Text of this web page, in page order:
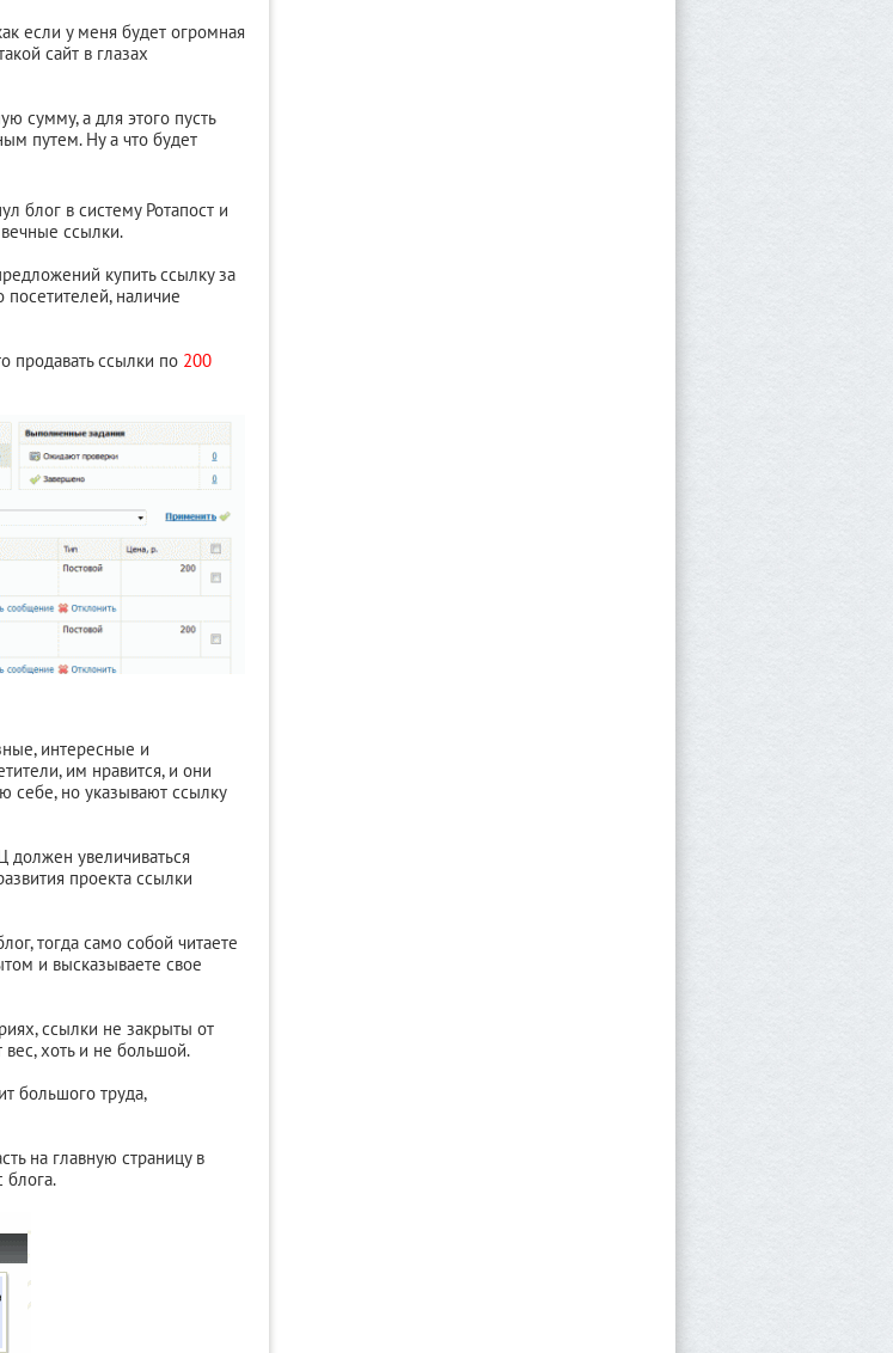
если у меня будет огромная
сайт в глазах
сумму, а для этого пусть
путем. Ну а что будет
блог в систему Ротапост и
ссылки.
купить ссылку за
посетителей, наличие
продавать ссылки по 200
интересные и
им нравится, и они
себе, но указывают ссылку
увеличиваться
проекта ссылки
тогда само собой читаете
и высказываете свое
ссылки не закрыты от
хоть и не большой.
большого труда,
на главную страницу в
блога.